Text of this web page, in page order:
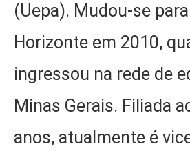
(Uepa). Mudou-se
Horizonte em 2010,
ingressou na rede de
Minas Gerais. Filiada
anos, atualmente é